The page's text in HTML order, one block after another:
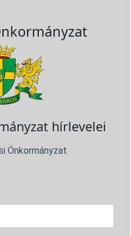
hírlevelei
Önkormányzat